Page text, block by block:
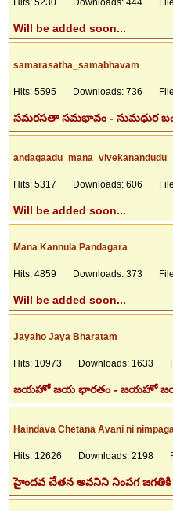
Hits: 5230 Downloads: 444
Will be added soon...
samarasatha_samabhavam
Hits: 5595 Downloads: 736
సమరసతా సమభావం - సుమధుర
andagaadu_mana_vivekanandudu
Hits: 5317 Downloads: 606
Will be added soon...
Mana Kannula Pandagara
Hits: 4859 Downloads: 373
Will be added soon...
Jayaho Jaya Bharatam
Hits: 10973 Downloads: 1633
జయహో జయ భారతం - జయహో జయ
Haindava Chetana Avani ni
Hits: 12626 Downloads: 2198
హైందవ చేతన అవనిని నింపగ జగతికి